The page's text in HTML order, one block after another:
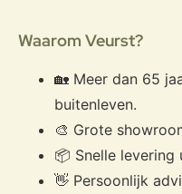
Waarom Veurst?
🏡 Meer dan 65
buitenleven.
🎨 Grote
📦 Snelle levering
👋 Persoonlijk